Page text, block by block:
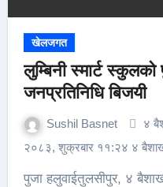
खेलजगत
लुम्बिनी स्मार्ट
जनप्रतिनिधि बिजयी
Sushil Basnet
४
२०८३, शुक्रबार ११:२४ ४
पुजा हलुवाईतुलसीपुर, ४ बैशाख लुम्बिनी स्मार्ट स्कुल तुलसीपुर ९